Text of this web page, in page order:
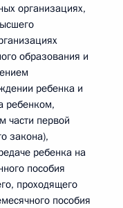
организациях,
образования и
ребенка и
ребенком,
части первой
закона),
ребенка на
пособия
проходящего
пособия